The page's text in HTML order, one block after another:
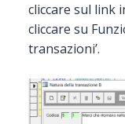
cliccare sul link
cliccare su
transazioni’.